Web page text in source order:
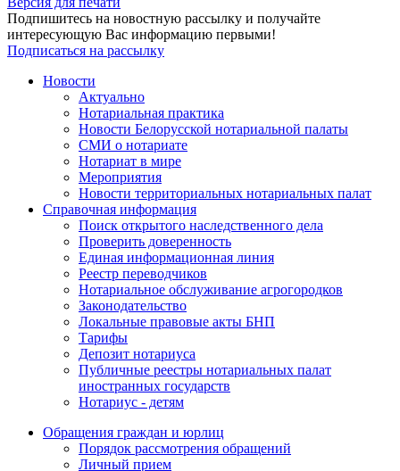
Подпишитесь на новостную рассылку и получайте
интересующую Вас информацию первыми!
Подписаться на рассылку
Новости
Актуально
Нотариальная практика
Новости Белорусской нотариальной палаты
СМИ о нотариате
Нотариат в мире
Мероприятия
Новости территориальных нотариальных палат
Справочная информация
Поиск открытого наследственного дела
Проверить доверенность
Единая информационная линия
Реестр переводчиков
Нотариальное обслуживание агрогородков
Законодательство
Локальные правовые акты БНП
Тарифы
Депозит нотариуса
Публичные реестры нотариальных палат
иностранных государств
Нотариус - детям
Обращения граждан и юрлиц
Порядок рассмотрения обращений
Личный прием